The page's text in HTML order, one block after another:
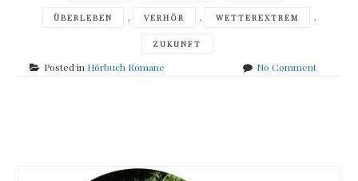
ÜBERLEBEN , VERHÖR , WETTEREXTREM ,
ZUKUNFT
Posted in Hörbuch Romane No Commenton
navigation